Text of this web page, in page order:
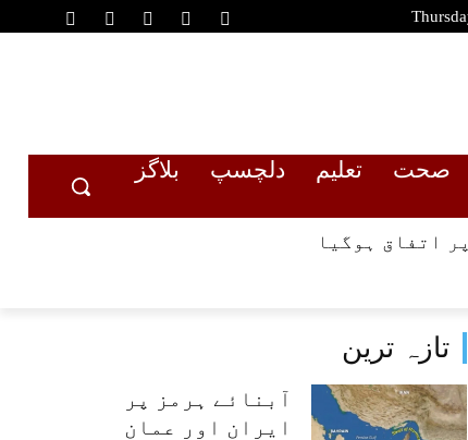
صحت تعلیم دلچسپ
بلاگز
اتفاق ہوگیا
تازہ ترین
آبنائے ہرمز پر
ایران اور عمان